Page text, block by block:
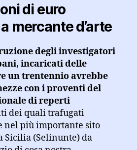
di euro
mercante d’arte
degli investigatori
incaricati delle
un trentennio avrebbe
con i proventi del
di reperti
dei quali trafugati
nel più importante sito
Sicilia (Selinunte) da